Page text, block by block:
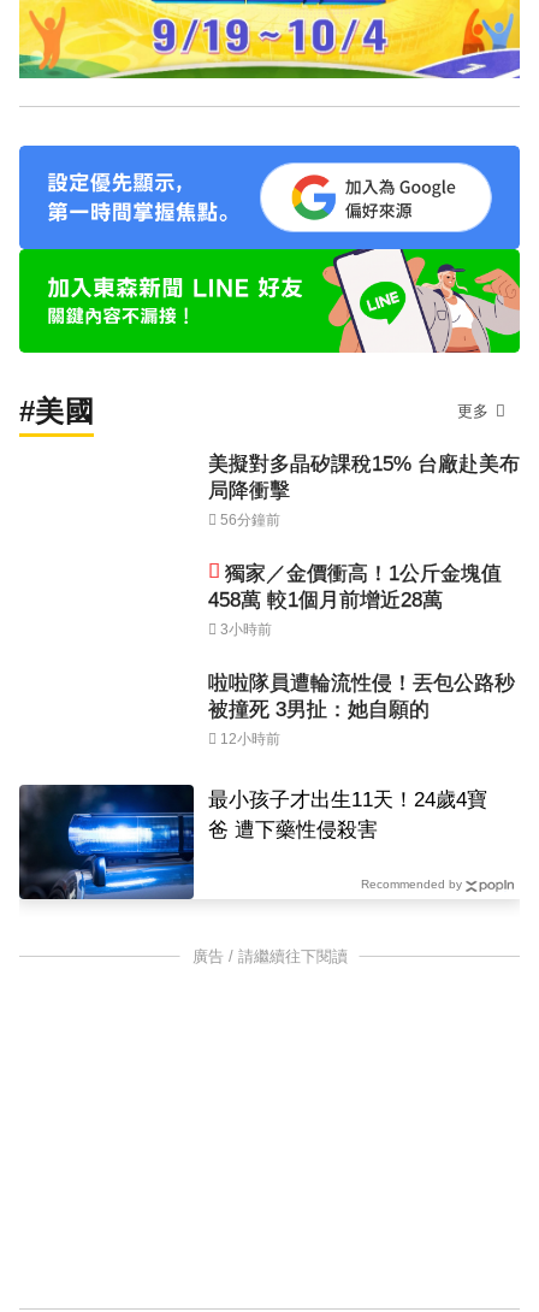
#美國 更多
美擬對多晶矽課稅15% 台廠赴美布
局降衝擊
56分鐘前
獨家／金價衝高！1公斤金塊值
458萬 較1個月前增近28萬
3小時前
啦啦隊員遭輪流性侵！丟包公路秒
被撞死 3男扯：她自願的
12小時前
最小孩子才出生11天！24歲4寶
爸 遭下藥性侵殺害
Recommended by
廣告 / 請繼續往下閱讀